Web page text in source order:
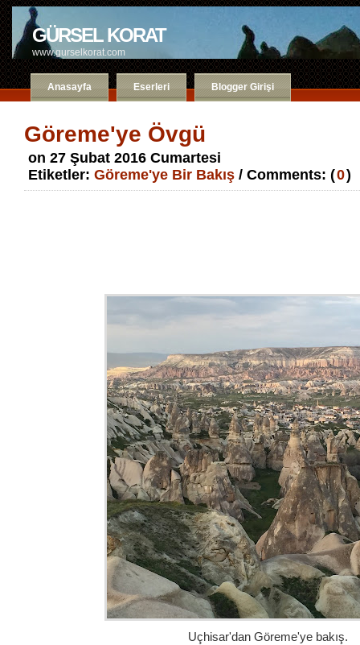
GÜRSEL KORAT
www.gurselkorat.com
Anasayfa Eserleri Blogger Girişi
Göreme'ye Övgü
on 27 Şubat 2016 Cumartesi
Etiketler: Göreme'ye Bir Bakış / Comments: (0)
Uçhisar'dan Göreme'ye bakış.